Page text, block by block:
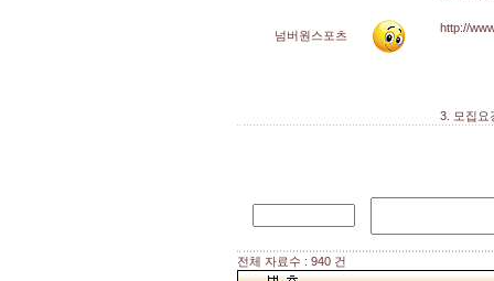
넘버원스포츠
http://
3. 모집요
전체 자료수 : 940 건